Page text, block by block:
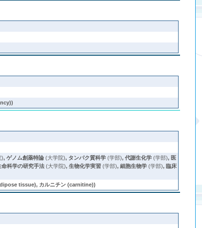
),ゲノム創薬特論 (大学院), タンパク質科学 (学部),代謝生化学 (学部), 医
命科学の研究手法 (大学院),生物化学実習 (学部),細胞生物学 (学部),臨床
tissue), カルニチン (carnitine))